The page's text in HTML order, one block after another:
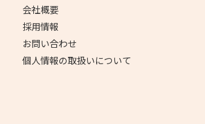
会社概要
採用情報
お問い合わせ
個人情報の取扱いについて